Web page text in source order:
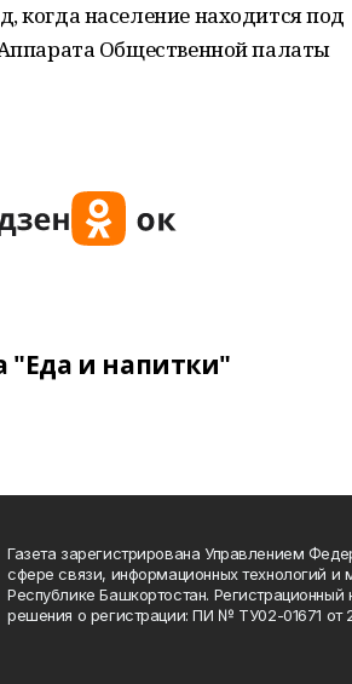
когда население находится под
Общественной палаты
"Еда и напитки"
Газета зарегистрирована Управлением
сфере связи, информационных технологий и
Республике Башкортостан. Регистрационный
решения о регистрации: ПИ № ТУ02-01671 от